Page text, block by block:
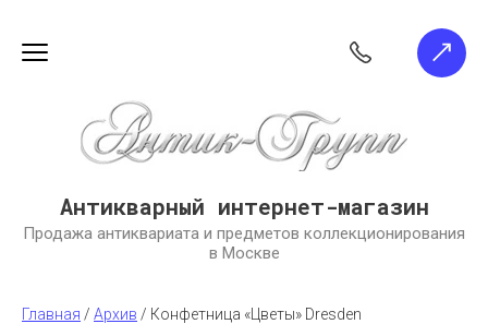
Антикварный интернет-магазин
Продажа антиквариата и предметов коллекционирования
в Москве
Главная / Архив / Конфетница «Цветы» Dresden